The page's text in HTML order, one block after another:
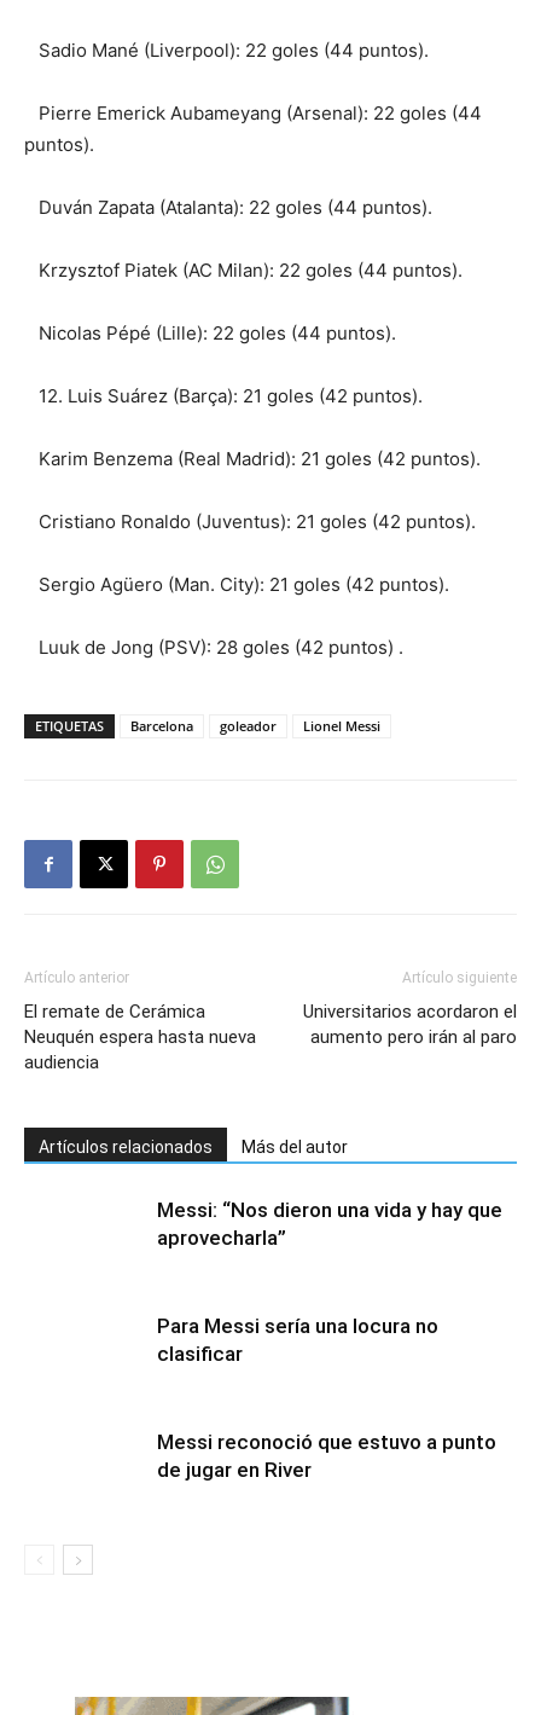
Sadio Mané (Liverpool): 22 goles (44 puntos).
Pierre Emerick Aubameyang (Arsenal): 22 goles (44
puntos).
Duván Zapata (Atalanta): 22 goles (44 puntos).
Krzysztof Piatek (AC Milan): 22 goles (44 puntos).
Nicolas Pépé (Lille): 22 goles (44 puntos).
12. Luis Suárez (Barça): 21 goles (42 puntos).
Karim Benzema (Real Madrid): 21 goles (42 puntos).
Cristiano Ronaldo (Juventus): 21 goles (42 puntos).
Sergio Agüero (Man. City): 21 goles (42 puntos).
Luuk de Jong (PSV): 28 goles (42 puntos) .
ETIQUETAS Barcelona goleador Lionel Messi
Artículo anterior
El remate de Cerámica
Neuquén espera hasta nueva
audiencia
Artículo siguiente
Universitarios acordaron el
aumento pero irán al paro
Artículos relacionados Más del autor
Messi: “Nos dieron una vida y hay que
aprovecharla”
Para Messi sería una locura no
clasificar
Messi reconoció que estuvo a punto
de jugar en River